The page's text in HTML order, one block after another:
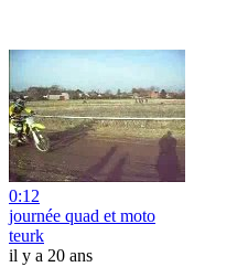
0:12
journée quad et moto
teurk
il y a 20 ans